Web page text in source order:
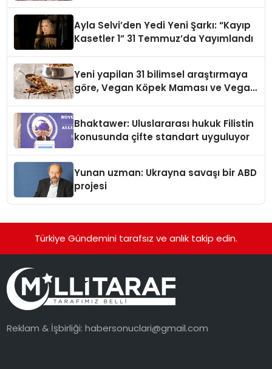
Ayla Selvi’den Yedi Yeni Şarkı: “Kayıp
Kasetler 1” 31 Temmuz’da Yayımlandı
Yeni yapilan 31 bilimsel araştırmaya
göre, Vegan Köpek Maması ve Vegan
Bhaktawer: Uluslararası hukuk Filistin
konusunda çifte standart uyguluyor
Yunan uzman: Ukrayna savaşı bir ABD
projesi
Türkiye Gündemini tarafsız ve anlık takip edin.
Reklam & İşbirliği:habersonuclari@gmail.com